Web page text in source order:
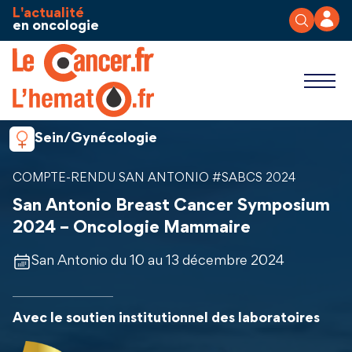
Aller au contenu
L'actualité
en oncologie
Sein/Gynécologie
COMPTE-RENDU SAN ANTONIO #SABCS 2024
San Antonio Breast Cancer Symposium
2024 – Oncologie Mammaire
San Antonio du 10 au 13 décembre 2024
Avec le soutien institutionnel des laboratoires
Panneau de gestion des cookies